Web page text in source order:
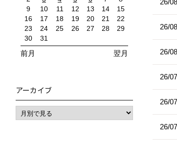
26/
26/
26/
26/
26/
26/
9
10 11 12 13 14
15
16
17 18 19 20 21
22
23
24 25 26 27 28
29
30
31
前月 翌月
アーカイブ